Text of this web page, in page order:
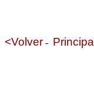
<Volver - Principal